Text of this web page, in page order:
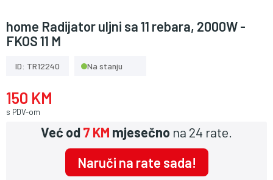
home Radijator uljni sa 11 rebara, 2000W -
FKOS 11 M
ID: TR12240 Na stanju
150 KM
s PDV-om
Već od7 KM mjesečno na 24 rate.
Naruči na rate sada!